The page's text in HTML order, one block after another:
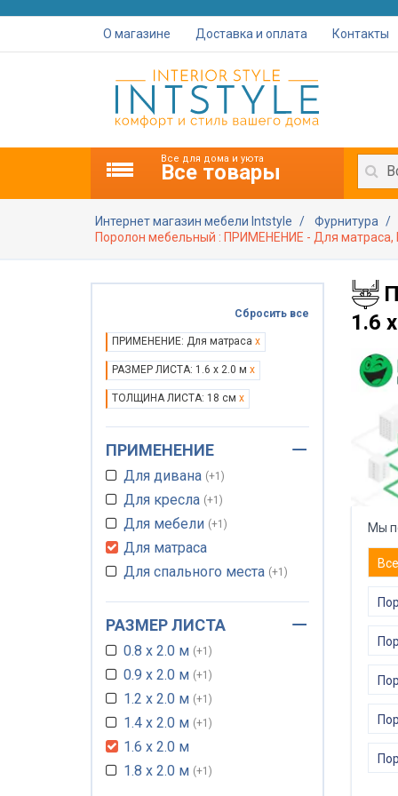
О магазине Доставка и оплата Контакты
Все для дома и уюта
Все товары
Интернет магазин мебели Intstyle Фурнитура
Поролон мебельный : ПРИМЕНЕНИЕ - Для
1.6
Мы
Все
Сбросить все
ПРИМЕНЕНИЕ: Для матраса x
РАЗМЕР ЛИСТА: 1.6 х 2.0 м x
ТОЛЩИНА ЛИСТА: 18 см x
ПРИМЕНЕНИЕ
Для дивана +1
Для кресла +1
Для мебели +1
Для матраса
Для спального места +1
РАЗМЕР ЛИСТА
0.8 х 2.0 м +1
0.9 х 2.0 м +1
1.2 х 2.0 м +1
1.4 х 2.0 м +1
1.6 х 2.0 м
1.8 х 2.0 м +1